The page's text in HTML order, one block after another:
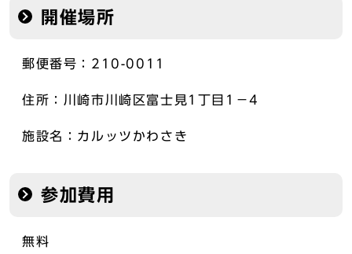
開催場所
郵便番号：210-0011
住所：川崎市川崎区富士見1丁目1−4
施設名：カルッツかわさき
参加費用
無料